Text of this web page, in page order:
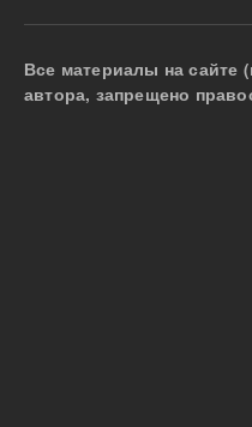
Все материалы на сайте
автора, запрещено